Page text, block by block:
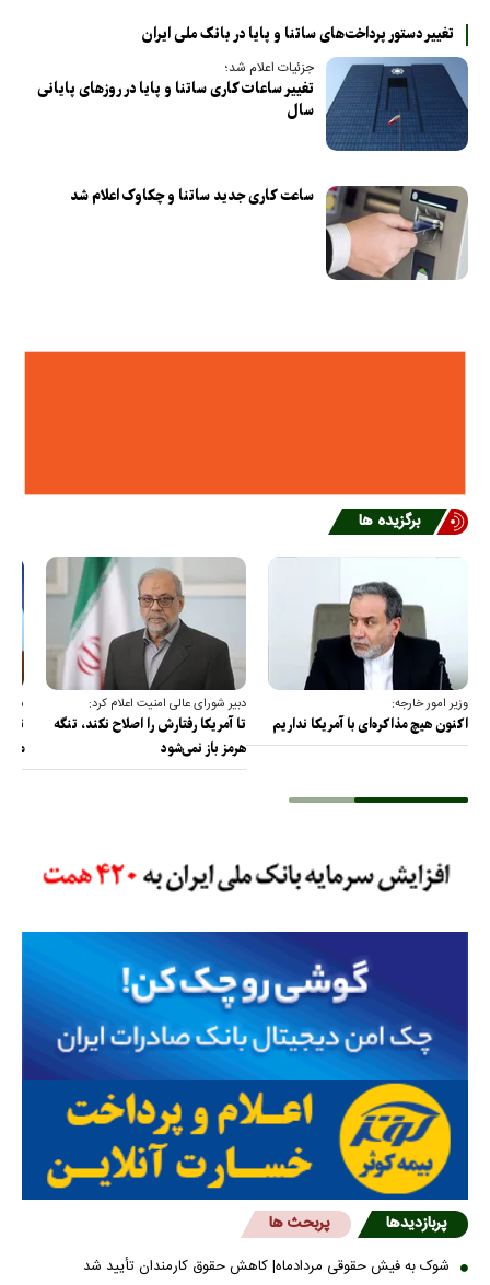
تغییر دستور پرداخت‌های ساتنا و پایا در بانک ملی ایران
جزئیات اعلام شد؛
تغییر ساعات کاری ساتنا و پایا در روزهای پایانی
سال­
ساعت کاری جدید ساتنا و چکاوک اعلام شد
برگزیده ها
وزیر امور خارجه:
اکنون هیچ مذاکره‌ای با آمریکا نداریم
دبیر شورای عالی امنیت اعلام کرد:
تا آمریکا رفتارش را اصلاح نکند، تنگه
هرمز باز نمی‌شود
پربازدیدها پربحث ها
شوک به فیش حقوقی مردادماه| کاهش حقوق کارمندان تأیید شد